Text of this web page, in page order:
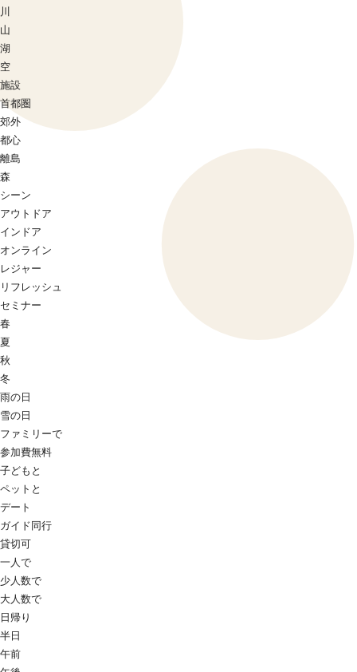
川
山
湖
空
施設
首都圏
郊外
都心
離島
森
シーン
アウトドア
インドア
オンライン
レジャー
リフレッシュ
セミナー
春
夏
秋
冬
雨の日
雪の日
ファミリーで
参加費無料
子どもと
ペットと
デート
ガイド同行
貸切可
一人で
少人数で
大人数で
日帰り
半日
午前